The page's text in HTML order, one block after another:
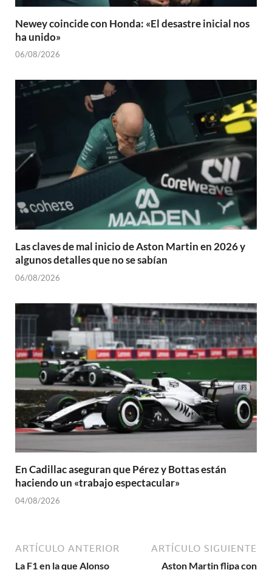
Newey coincide con Honda: «El desastre inicial nos
ha unido»
06/08/2026
Las claves de mal inicio de Aston Martin en 2026 y
algunos detalles que no se sabían
06/08/2026
En Cadillac aseguran que Pérez y Bottas están
haciendo un «trabajo espectacular»
04/08/2026
ARTÍCULO ANTERIOR
La F1 en la que Alonso
ARTÍCULO SIGUIENTE
Aston Martin flipa con